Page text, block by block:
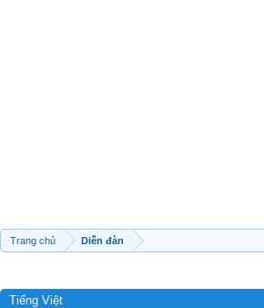
Trang chủ Diễn đàn
Tiếng Việt